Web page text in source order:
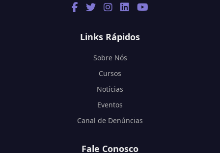
Links Rápidos
Sobre Nós
Cursos
Notícias
Eventos
Canal de Denúncias
Fale Conosco